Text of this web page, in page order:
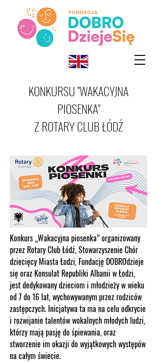
KONKURSU "WAKACYJNA
PIOSENKA"
Z ROTARY CLUB ŁÓDŹ
Konkurs „Wakacyjna piosenka” organizowany
przez Rotary Club Łódź, Stowarzyszenie Chór
dziecięcy Miasta Łodzi, Fundację DOBROdzieje
się oraz Konsulat Republiki Albanii w Łodzi,
jest dedykowany dzieciom i młodzieży w wieku
od 7 do 16 lat, wychowywanym przez rodziców
zastępczych. Inicjatywa ta ma na celu odkrycie
i rozwijanie talentów wokalnych młodych ludzi,
którzy mają pasję do śpiewania, oraz
stworzenie im okazji do wyjątkowych występów
na całym świecie.